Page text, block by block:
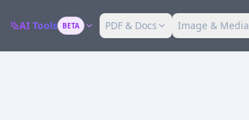
AI Tools BETA PDF & Docs Image & Media